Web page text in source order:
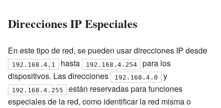
Direcciones IP Especiales
En este tipo de red, se pueden usar direcciones IP desde
192.168.4.1 hasta 192.168.4.254
para los
dispositivos. Las direcciones
192.168.4.0 y
192.168.4.255
están reservadas para funciones
especiales de la red, como identificar la red misma o